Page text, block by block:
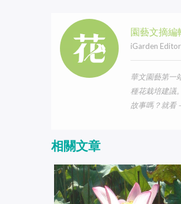
園藝文摘編
iGarden Editor
華文園藝第一
種花栽培建議
故事嗎？就看
相關文章